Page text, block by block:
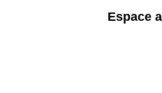
Espace